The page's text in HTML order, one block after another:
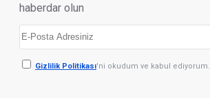
haberdar olun
Gizlilik Politikası'ni okudum ve kabul ediyorum.